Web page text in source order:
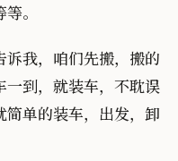
。
我，咱们先搬，搬的
一到，就装车，不耽误
单的装车，出发，卸